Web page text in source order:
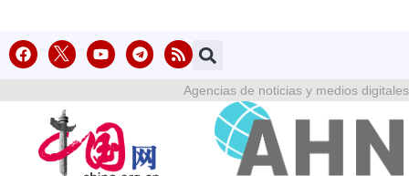
Agencias de noticias y medios digitales